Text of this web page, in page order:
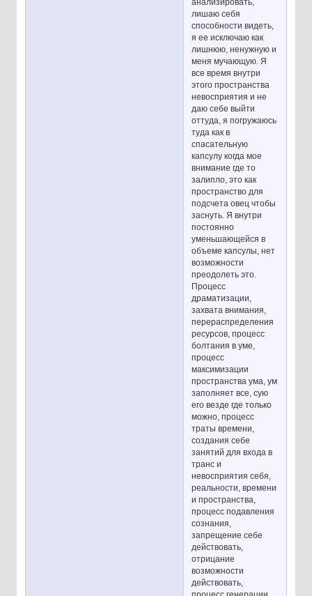
анализировать,
лишаю себя
способности видеть,
я ее исключаю как
лишнюю, ненужную и
меня мучающую. Я
все время внутри
этого пространства
невосприятия и не
даю себе выйти
оттуда, я погружаюсь
туда как в
спасательную
капсулу когда мое
внимание где то
залипло, это как
пространство для
подсчета овец чтобы
заснуть. Я внутри
постоянно
уменьшающейся в
объеме капсулы, нет
возможности
преодолеть это.
Процесс
драматизации,
захвата внимания,
перераспределения
ресурсов, процесс
болтания в уме,
процесс
максимизации
пространства ума, ум
заполняет все, сую
его везде где только
можно, процесс
траты времени,
создания себе
занятий для входа в
транс и
невосприятия себя,
реальности, времени
и пространства,
процесс подавления
сознания,
запрещение себе
действовать,
отрицание
возможности
действовать,